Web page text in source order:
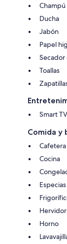
Champú
Ducha
Jabón
Papel
Toallas
Smart
Comida y
Cocina
Especias
Horno